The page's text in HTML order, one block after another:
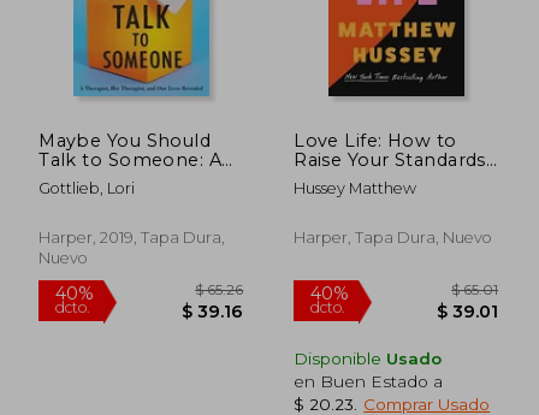
45%
dcto.
$ 35.89
$ 19.74
45%
dcto. $
Maybe You Should
Talk to Someone: A
Therapist, Her
Therapist, and Our
Inglés)
Gottlieb, Lori
Harper, 2019, Tapa Dura,
Nuevo
Love Life: How to
Raise Your Standards,
Find Your Person, and
Live Happily (no
Inglés)
Hussey Matthew
Harper, Tapa Dura, Nuevo
Disponible Usado
en Buen Estado a
$ 20.23
Comprar Usado